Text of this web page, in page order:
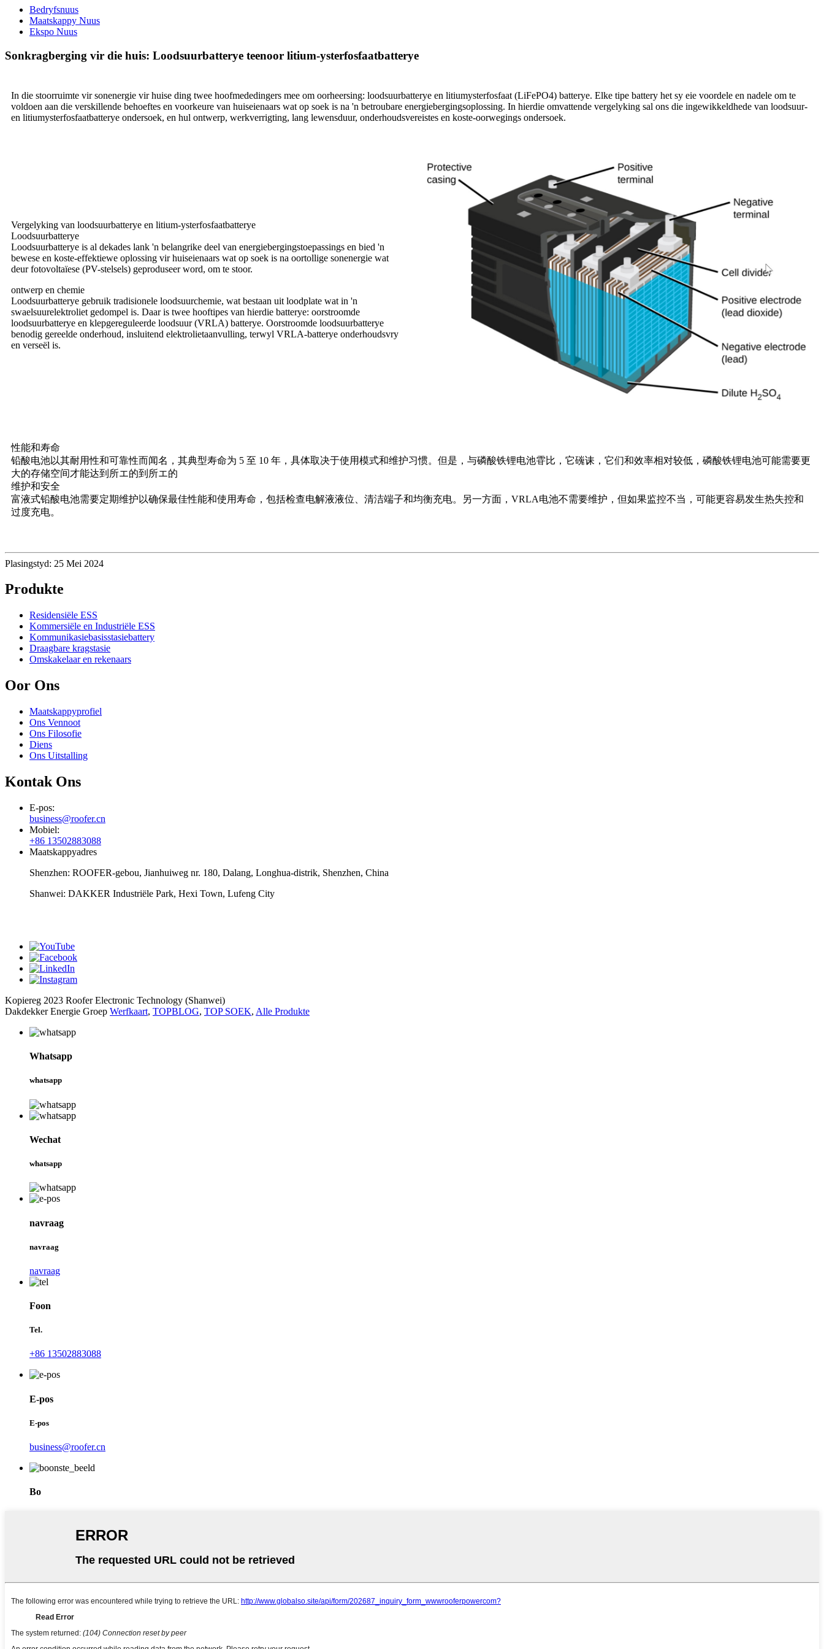
Bedryfsnuus
Maatskappy Nuus
Ekspo Nuus
Sonkragberging vir die huis: Loodsuurbatterye teenoor litium-ysterfosfaatbatterye
In die stoorruimte vir sonenergie vir huise ding twee hoofmededingers mee om oorheersing: loodsuurbatterye en litiumysterfosfaat (LiFePO4) batterye. Elke tipe battery het sy eie voordele en nadele om te
voldoen aan die verskillende behoeftes en voorkeure van huiseienaars wat op soek is na 'n betroubare energiebergingsoplossing. In hierdie omvattende vergelyking sal ons die ingewikkeldhede van loodsuur-
en litiumysterfosfaatbatterye ondersoek, en hul ontwerp, werkverrigting, lang lewensduur, onderhoudsvereistes en koste-oorwegings ondersoek.
Vergelyking van loodsuurbatterye en litium-ysterfosfaatbatterye
Loodsuurbatterye
Loodsuurbatterye is al dekades lank 'n belangrike deel van energiebergingstoepassings en bied 'n
bewese en koste-effektiewe oplossing vir huiseienaars wat op soek is na oortollige sonenergie wat
deur fotovoltaïese (PV-stelsels) geproduseer word, om te stoor.
ontwerp en chemie
Loodsuurbatterye gebruik tradisionele loodsuurchemie, wat bestaan ​​uit loodplate wat in 'n
swaelsuurelektroliet gedompel is. Daar is twee hooftipes van hierdie batterye: oorstroomde
loodsuurbatterye en klepgereguleerde loodsuur (VRLA) batterye. Oorstroomde loodsuurbatterye
benodig gereelde onderhoud, insluitend elektrolietaanvulling, terwyl VRLA-batterye onderhoudsvry
en verseël is.
性能和寿命
铅酸电池以其耐用性和可靠性而闻名，其典型寿命为 5 至 10 年，具体取决于使用模式和维护习惯。但是，与磷酸铁锂电池雸比，它䃬诔，它们和效率相对较低，磷酸铁锂电池可能需要更
大的存储空间才能达到所エ的到所エ的
维护和安全
富液式铅酸电池需要定期维护以确保最佳性能和使用寿命，包括检查电解液液位、清洁端子和均衡充电。另一方面，VRLA电池不需要维护，但如果监控不当，可能更容易发生热失控和
过度充电。
Plasingstyd: 25 Mei 2024
Produkte
Residensiële ESS
Kommersiële en Industriële ESS
Kommunikasiebasisstasiebattery
Draagbare kragstasie
Omskakelaar en rekenaars
Oor Ons
Maatskappyprofiel
Ons Vennoot
Ons Filosofie
Diens
Ons Uitstalling
Kontak Ons
E-pos:
business@roofer.cn
Mobiel:
+86 13502883088
Maatskappyadres
Shenzhen: ROOFER-gebou, Jianhuiweg nr. 180, Dalang, Longhua-distrik, Shenzhen, China
Shanwei: DAKKER Industriële Park, Hexi Town, Lufeng City
Kopiereg 2023 Roofer Electronic Technology (Shanwei)
Dakdekker Energie Groep Werfkaart, TOPBLOG, TOP SOEK, Alle Produkte
Whatsapp
whatsapp
Wechat
whatsapp
navraag
navraag
navraag
Foon
Tel.
+86 13502883088
E-pos
E-pos
business@roofer.cn
Bo